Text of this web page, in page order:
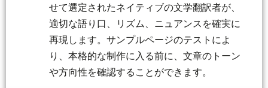
せて選定されたネイティブの文学翻訳者が、
適切な語り口、リズム、ニュアンスを確実に
再現します。サンプルページのテストによ
り、本格的な制作に入る前に、文章のトーン
や方向性を確認することができます。